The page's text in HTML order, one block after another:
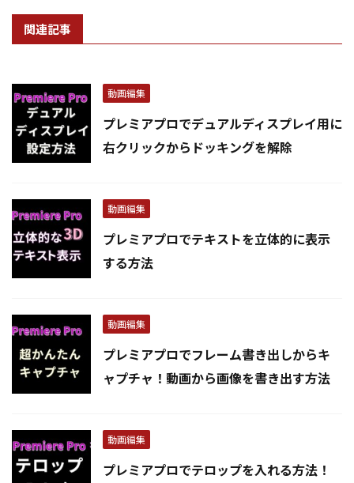
関連記事
動画編集
プレミアプロでデュアルディスプレイ用に
右クリックからドッキングを解除
動画編集
プレミアプロでテキストを立体的に表示
する方法
動画編集
プレミアプロでフレーム書き出しからキ
ャプチャ！動画から画像を書き出す方法
動画編集
プレミアプロでテロップを入れる方法！